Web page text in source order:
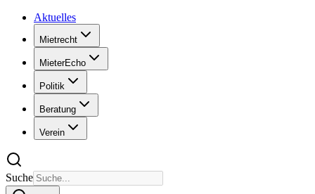
Aktuelles
Mietrecht
MieterEcho
Politik
Beratung
Verein
Suche